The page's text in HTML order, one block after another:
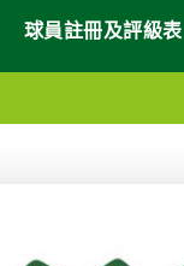
球員註冊及評級表